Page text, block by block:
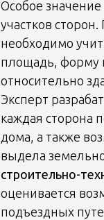
Особое
участков
необходимо
площадь, форму
относительно
Эксперт
каждая сторона
дома, а также
выдела
строительно-
оценивается
подъездных